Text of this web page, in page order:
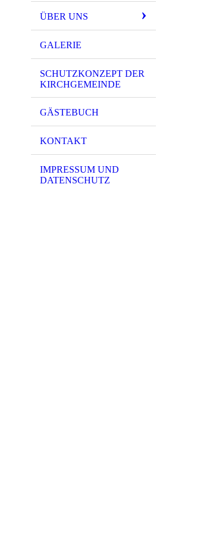
ÜBER UNS
GALERIE
SCHUTZKONZEPT DER
KIRCHGEMEINDE
GÄSTEBUCH
KONTAKT
IMPRESSUM UND
DATENSCHUTZ